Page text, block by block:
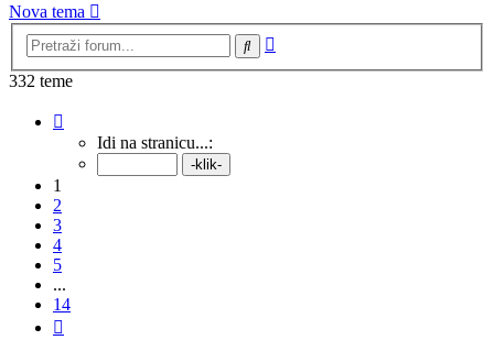
Nova tema
Pretražnik
332 teme
14 .Idi na stranicu...:
1
2
3
4
5
...
14